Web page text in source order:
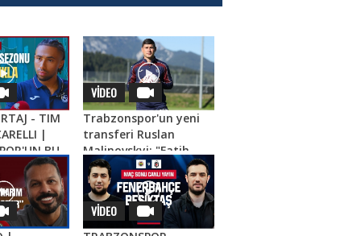
- TIM
|
BU
SAÇ
VİDEO
Trabzonspor'un yeni
transferi Ruslan
Malinovskyi: "Fatih
Tekke ile birlikte
çalışmaktan
mutluyum"
VİDEO